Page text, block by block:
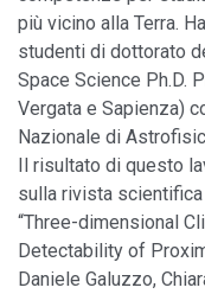
più vicino alla Terra.
studenti di dottorato
Space Science Ph.D.
Vergata e Sapienza)
Nazionale di
Il risultato di questo
sulla rivista
“Three-dimensional
Detectability of
Daniele Galuzzo,